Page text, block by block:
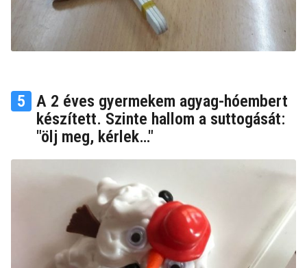
5 A 2 éves gyermekem agyag-hóembert
készített. Szinte hallom a suttogását:
"ölj meg, kérlek…"